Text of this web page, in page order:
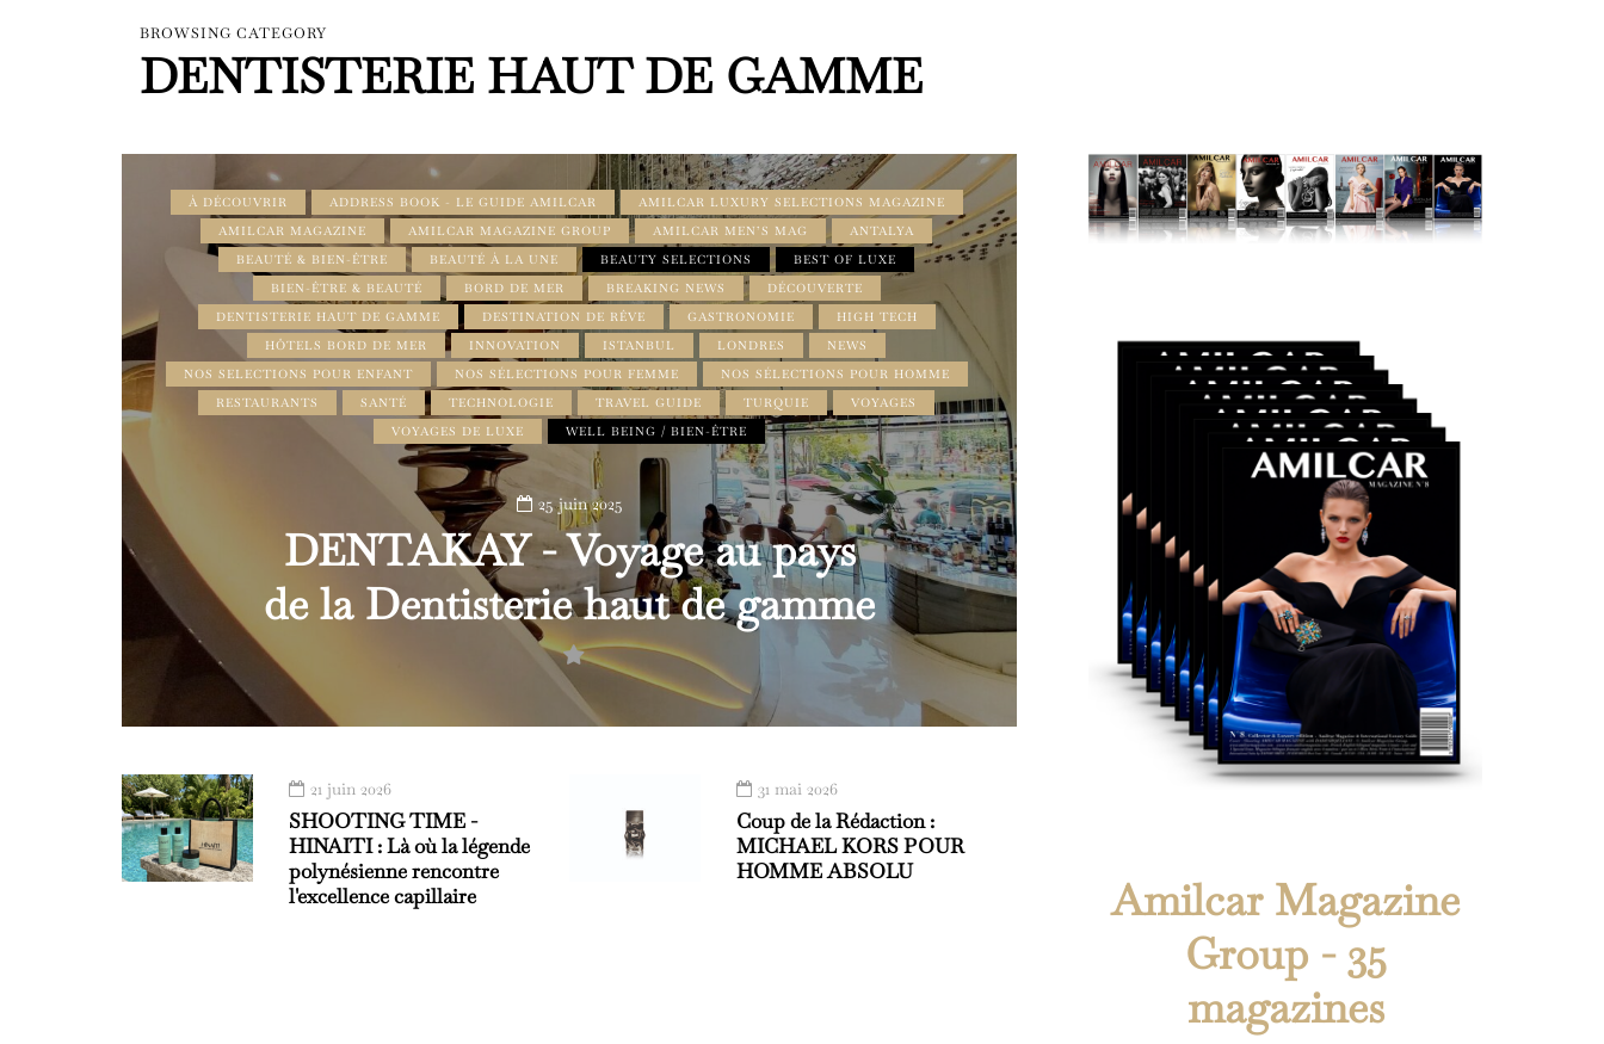
BROWSING CATEGORY
DENTISTERIE HAUT DE GAMME
À DÉCOUVRIR ADDRESS BOOK - LE GUIDE AMILCAR
AMILCAR LUXURY SELECTIONS MAGAZINE
AMILCAR MAGAZINE
AMILCAR MAGAZINE GROUP AMILCAR MEN’S MAG
ANTALYA
BEAUTÉ & BIEN-ÊTRE
BEAUTÉ À LA UNE BEAUTY SELECTIONS
BEST OF LUXE
BIEN-ÊTRE & BEAUTÉ
BORD DE MER BREAKING NEWS
DÉCOUVERTE
DENTISTERIE HAUT DE GAMME
DESTINATION DE RÊVE GASTRONOMIE
HIGH TECH
HÔTELS BORD DE MER
INNOVATION ISTANBUL LONDRES
NEWS
NOS SELECTIONS POUR ENFANT
NOS SÉLECTIONS POUR FEMME
NOS SÉLECTIONS POUR HOMME
RESTAURANTS
SANTÉ TECHNOLOGIE TRAVEL GUIDE TURQUIE
VOYAGES
VOYAGES DE LUXE
WELL BEING / BIEN-ÊTRE
25 juin 2025
DENTAKAY - Voyage au pays
de la Dentisterie haut de gamme
21 juin 2026
SHOOTING TIME -
HINAITI : Là où la légende
polynésienne rencontre
l'excellence capillaire
31 mai 2026
Coup de la Rédaction :
MICHAEL KORS POUR
HOMME ABSOLU
Amilcar Magazine
Group - 35
magazines